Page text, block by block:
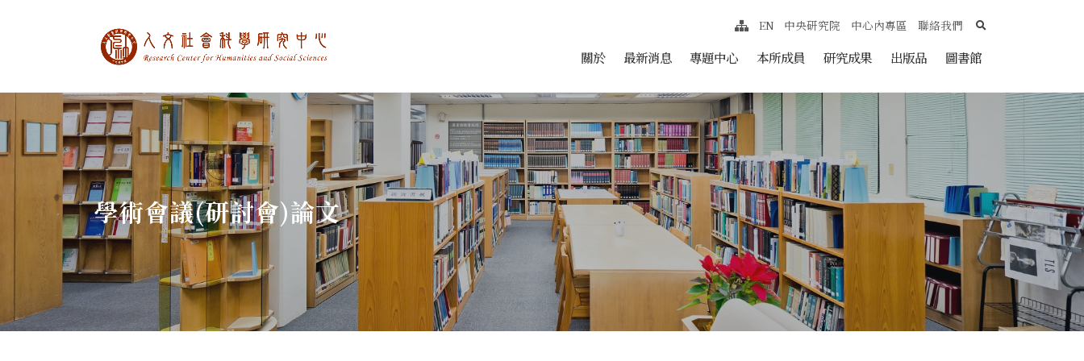
中央研究院人文社會科學研究中心 跳至中央區塊/Main Content
關於 最新消息 專題中心 本所成員 研究成果 出版品 圖書館
網站導覽
EN 中央研究院 中心內專區 聯絡我們 search
學術會議(研討會)論文